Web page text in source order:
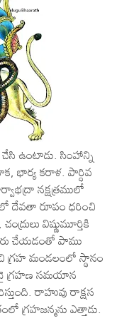
ఉంటాడు. సింహాన్ని
భార్య కరాళ. పార్ధివ
నక్షత్రములో
దేవతా రూపం ధరించి
విష్ణుమూర్తికి
చేయడంతో పాము
గ్రహ మండలంలో స్థానం
గ్రహణ సమయాన
రాహువు రాక్షస
గ్రహజన్మను ఎత్తాడు.